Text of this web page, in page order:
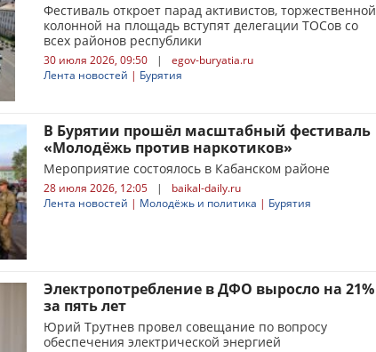
Фестиваль откроет парад активистов, торжественной
колонной на площадь вступят делегации ТОСов со
всех районов республики
30 июля 2026, 09:50 |
egov-buryatia.ru
Лента новостей | Бурятия
В Бурятии прошёл масштабный фестиваль
«Молодёжь против наркотиков»
Мероприятие состоялось в Кабанском районе
28 июля 2026, 12:05 |
baikal-daily.ru
Лента новостей | Молодёжь и политика | Бурятия
Электропотребление в ДФО выросло на 21%
за пять лет
Юрий Трутнев провел совещание по вопросу
обеспечения электрической энергией